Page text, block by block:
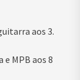
aos 3.
e MPB aos 8